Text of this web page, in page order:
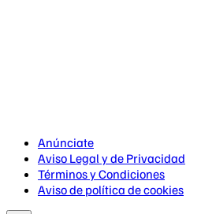
Anúnciate
Aviso Legal y de Privacidad
Términos y Condiciones
Aviso de política de cookies